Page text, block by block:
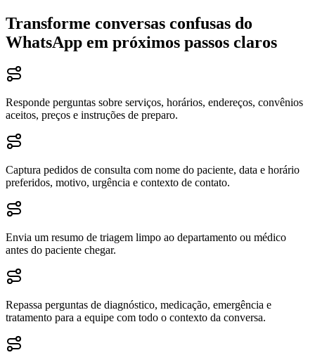
Transforme conversas confusas do
WhatsApp em próximos passos claros
Responde perguntas sobre serviços, horários, endereços, convênios
aceitos, preços e instruções de preparo.
Captura pedidos de consulta com nome do paciente, data e horário
preferidos, motivo, urgência e contexto de contato.
Envia um resumo de triagem limpo ao departamento ou médico
antes do paciente chegar.
Repassa perguntas de diagnóstico, medicação, emergência e
tratamento para a equipe com todo o contexto da conversa.